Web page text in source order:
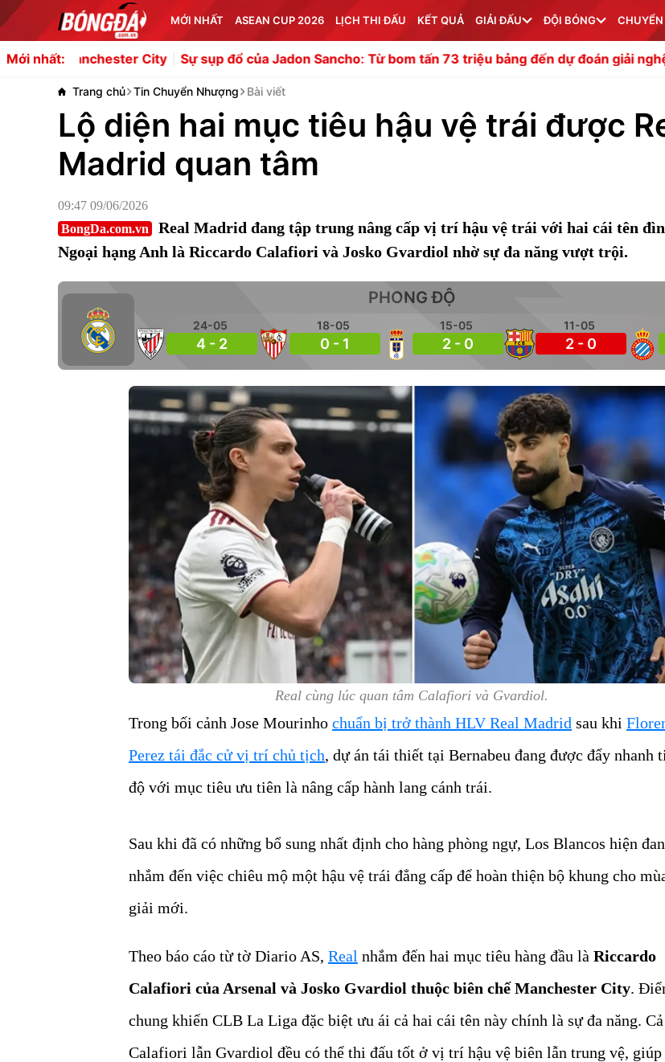
MỚI NHẤT ASEAN CUP 2026 LỊCH THI ĐẤU KẾT QUẢ GIẢI ĐẤU ĐỘI BÓNG
Mới nhất:
City Sự sụp đổ của Jadon Sancho: Từ bom tấn 73 triệu bảng đến dự đoán giải nghệ sớm Mika
Trang chủ Tin Chuyển Nhượng Bài viết
Lộ diện hai mục tiêu hậu vệ trái được
Madrid quan tâm
09:47 09/06/2026
BongDa.com.vn
Real Madrid đang tập trung nâng cấp vị trí hậu vệ trái với hai cái tên
Ngoại hạng Anh là Riccardo Calafiori và Josko Gvardiol nhờ sự đa năng vượt trội.
PHONG ĐỘ
24-05
4 - 2
18-05
0 - 1
15-05
2 - 0
11-05
2 - 0
Real cùng lúc quan tâm Calafiori và Gvardiol.
Trong bối cảnh Jose Mourinho chuẩn bị trở thành HLV Real Madrid sau khi
Perez tái đắc cử vị trí chủ tịch, dự án tái thiết tại Bernabeu đang được đẩy nhanh
độ với mục tiêu ưu tiên là nâng cấp hành lang cánh trái.
Sau khi đã có những bổ sung nhất định cho hàng phòng ngự, Los Blancos hiện
nhắm đến việc chiêu mộ một hậu vệ trái đẳng cấp để hoàn thiện bộ khung cho
giải mới.
Theo báo cáo từ tờ Diario AS, Real nhắm đến hai mục tiêu hàng đầu là Riccardo
Calafiori của Arsenal và Josko Gvardiol thuộc biên chế Manchester City.
chung khiến CLB La Liga đặc biệt ưu ái cả hai cái tên này chính là sự đa năng. Cả
Calafiori lẫn Gvardiol đều có thể thi đấu tốt ở vị trí hậu vệ biên lẫn trung vệ, giúp